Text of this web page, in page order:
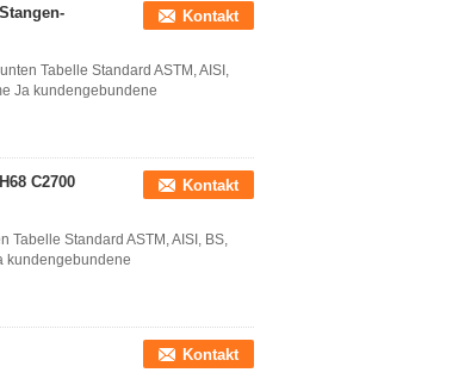
Kontakt
Tabelle Standard ASTM, AISI,
Ja kundengebundene
C2700
Kontakt
Tabelle Standard ASTM, AISI, BS,
kundengebundene
Kontakt